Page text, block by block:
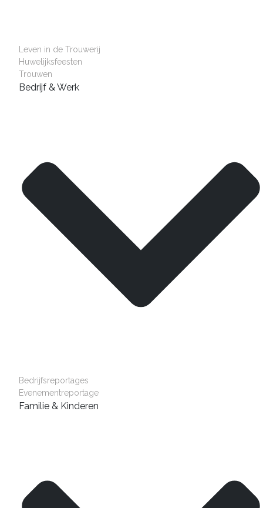
Leven in de Trouwerij
Huwelijksfeesten
Trouwen
Bedrijf & Werk
Bedrijfsreportages
Evenementreportage
Familie & Kinderen